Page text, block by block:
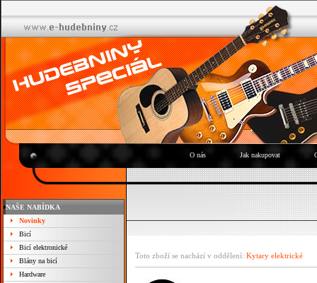
O nás Jak nakupovat
NAŠE NABÍDKA
Novinky
Bicí
Bicí elektronické
Blány na bicí
Hardware
Toto zboží se nachází v oddělení: Kytary elektrické